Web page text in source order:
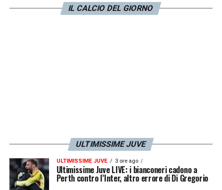
grande obiettivo delmercato Juventus. Si
IL CALCIO DEL GIORNO
ULTIMISSIME JUVE
ULTIMISSIME JUVE 3 ore ago
Ultimissime Juve LIVE: i bianconeri cadono a
Perth contro l’Inter, altro errore di Di Gregorio